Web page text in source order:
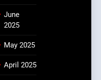
June
2025
May 2025
April 2025